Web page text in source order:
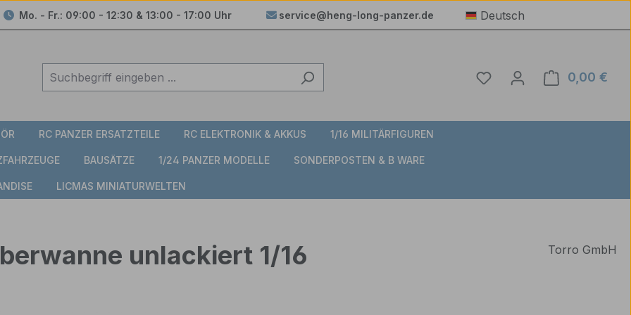
Mo. - Fr.: 09:00 - 12:30 & 13:00 - 17:00 Uhr service@heng-long-panzer.de Deutsch
Du hast 0 Produkte auf
0,00 €
RC PANZER ERSATZTEILE RC ELEKTRONIK & AKKUS 1/16 MILITÄRFIGUREN
BAUSÄTZE 1/24 PANZER MODELLE SONDERPOSTEN & B WARE
LICMAS MINIATURWELTEN
unlackiert 1/16 Torro GmbH